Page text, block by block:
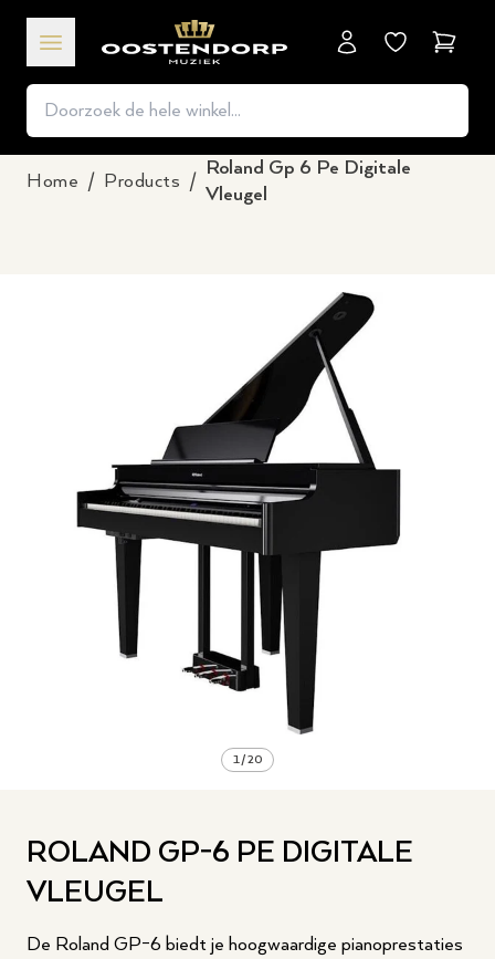
Home / Products /
Roland Gp 6 Pe Digitale
Vleugel
1/20
ROLAND GP-6 PE DIGITALE
VLEUGEL
De Roland GP-6 biedt je hoogwaardige pianoprestaties